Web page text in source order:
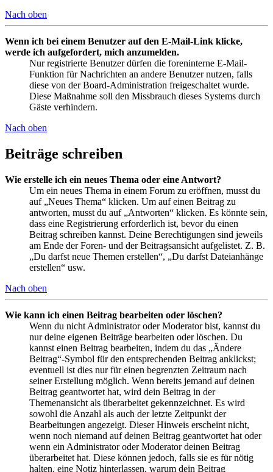
Nach oben
Wenn ich bei einem Benutzer auf den E-Mail-Link klicke,
werde ich aufgefordert, mich anzumelden.
Nur registrierte Benutzer dürfen die foreninterne E-Mail-
Funktion für Nachrichten an andere Benutzer nutzen, falls
diese von der Board-Administration freigeschaltet wurde.
Diese Maßnahme soll den Missbrauch dieses Systems durch
Gäste verhindern.
Nach oben
Beiträge schreiben
Wie erstelle ich ein neues Thema oder eine Antwort?
Um ein neues Thema in einem Forum zu eröffnen, musst du
auf „Neues Thema“ klicken. Um auf einen Beitrag zu
antworten, musst du auf „Antworten“ klicken. Es könnte sein,
dass eine Registrierung erforderlich ist, bevor du einen
Beitrag schreiben kannst. Deine Berechtigungen sind jeweils
am Ende der Foren- und der Beitragsansicht aufgelistet. Z. B.
„Du darfst neue Themen erstellen“, „Du darfst Dateianhänge
erstellen“ usw.
Nach oben
Wie kann ich einen Beitrag bearbeiten oder löschen?
Wenn du nicht Administrator oder Moderator bist, kannst du
nur deine eigenen Beiträge bearbeiten oder löschen. Du
kannst einen Beitrag bearbeiten, indem du das „Ändere
Beitrag“-Symbol für den entsprechenden Beitrag anklickst;
eventuell ist dies nur für einen begrenzten Zeitraum nach
seiner Erstellung möglich. Wenn bereits jemand auf deinen
Beitrag geantwortet hat, wird dein Beitrag in der
Themenansicht als überarbeitet gekennzeichnet. Es wird
sowohl die Anzahl als auch der letzte Zeitpunkt der
Bearbeitungen angezeigt. Dieser Hinweis erscheint nicht,
wenn noch niemand auf deinen Beitrag geantwortet hat oder
wenn ein Administrator oder Moderator deinen Beitrag
überarbeitet hat. Diese können jedoch, falls sie es für nötig
halten, eine Notiz hinterlassen, warum dein Beitrag